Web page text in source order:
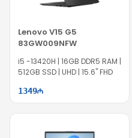
Lenovo V15 G5
83GW009NFW
i5 -13420H | 16GB DDR5 RAM |
512GB SSD | UHD | 15.6" FHD
1349